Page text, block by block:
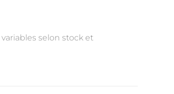
selon stock et